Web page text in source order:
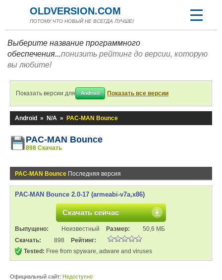
OLDVERSION.COM
ПОТОМУ ЧТО НОВЫЙ НЕ ВСЕГДА ЛУЧШЕ!
Выберите название программного
обеспечения...понизить рейтинг до версии, которую
вы любите!
Показать версии для Android Показать все версии
Android » N/A » PAC-MAN Bounce
PAC-MAN Bounce
898 Скачать
PAC-MAN Bounce Последняя версия
PAC-MAN Bounce 2.0-17 (armeabi-v7a,x86)
Скачать сейчас
Выпущено: Неизвестный Размер:
50,6 МБ
Скачать:
898
Рейтинг:
Tested: Free from spyware, adware and viruses
Официальный сайт: Недоступно